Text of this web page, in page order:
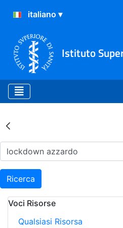
Istituto
Risultati della
Ricerca
Voci Risorse
Qualsiasi Risorsa